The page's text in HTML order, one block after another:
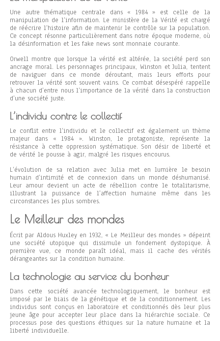
Une autre thématique centrale dans « 1984 » est celle de la
manipulation de l’information. Le ministère de la Vérité est chargé
de réécrire l’histoire afin de maintenir le contrôle sur la population.
Ce concept résonne particulièrement dans notre époque moderne, où
la désinformation et les fake news sont monnaie courante.
Orwell montre que lorsque la vérité est altérée, la société perd son
ancrage moral. Les personnages principaux, Winston et Julia, tentent
de naviguer dans ce monde déroutant, mais leurs efforts pour
retrouver la vérité sont souvent vains. Ce combat désespéré rappelle
à chacun d’entre nous l’importance de la vérité dans la construction
d’une société juste.
L’individu contre le collectif
Le conflit entre l’individu et le collectif est également un thème
majeur dans « 1984 ». Winston, le protagoniste, représente la
résistance à cette oppression systématique. Son désir de liberté et
de vérité le pousse à agir, malgré les risques encourus.
L’évolution de sa relation avec Julia met en lumière le besoin
humain d’intimité et de connexion dans un monde déshumanisé.
Leur amour devient un acte de rébellion contre le totalitarisme,
illustrant la puissance de l’affection humaine même dans les
circonstances les plus sombres.
Le Meilleur des mondes
Écrit par Aldous Huxley en 1932, « Le Meilleur des mondes » dépeint
une société utopique qui dissimule un fondement dystopique. À
première vue, ce monde paraît idéal, mais il cache des vérités
dérangeantes sur la condition humaine.
La technologie au service du bonheur
Dans cette société avancée technologiquement, le bonheur est
imposé par le biais de la génétique et de la conditionnement. Les
individus sont conçus en laboratoire et conditionnés dès leur plus
jeune âge pour accepter leur place dans la hiérarchie sociale. Ce
processus pose des questions éthiques sur la nature humaine et la
liberté individuelle.